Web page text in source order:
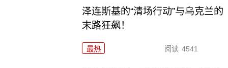
泽连斯基的“清场行动”与乌克兰的
末路狂飙！
最热 阅读 4541